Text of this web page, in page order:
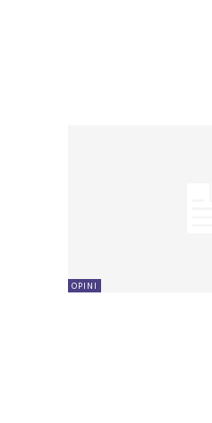
OPINI